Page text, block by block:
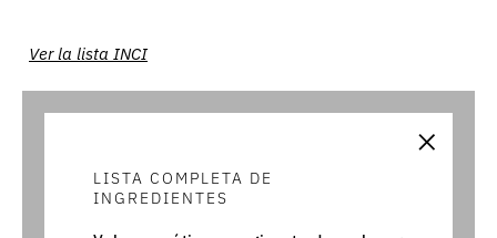
Ver la lista INCI
×
LISTA COMPLETA DE
INGREDIENTES